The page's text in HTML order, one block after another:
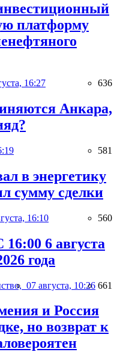
платформу
16:27 636
Анкара,
581
в энергетику
сумму сделки
16:10 560
6 августа
года
07 августа, 10:26 661
и Россия
но возврат к